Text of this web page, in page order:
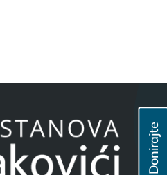
Donirajte